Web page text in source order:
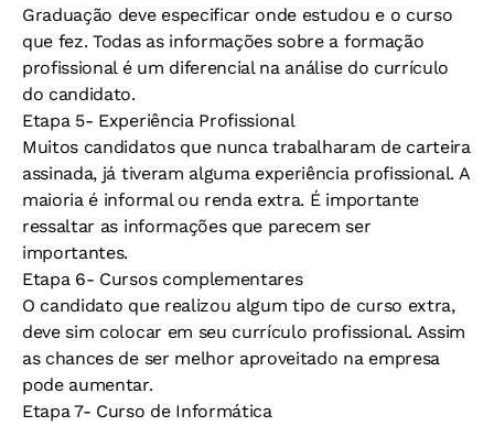
Graduação deve especificar onde estudou e o curso
que fez. Todas as informações sobre a formação
profissional é um diferencial na análise do currículo
do candidato.
Etapa 5- Experiência Profissional
Muitos candidatos que nunca trabalharam de carteira
assinada, já tiveram alguma experiência profissional. A
maioria é informal ou renda extra. É importante
ressaltar as informações que parecem ser
importantes.
Etapa 6- Cursos complementares
O candidato que realizou algum tipo de curso extra,
deve sim colocar em seu currículo profissional. Assim
as chances de ser melhor aproveitado na empresa
pode aumentar.
Etapa 7- Curso de Informática